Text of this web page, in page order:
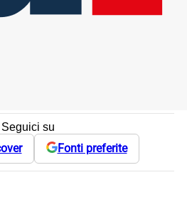
Seguici su
Fonti preferite